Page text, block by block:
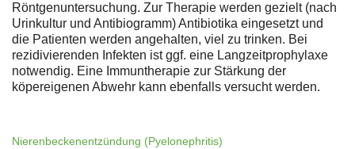
Röntgenuntersuchung. Zur Therapie werden gezielt (nach
Urinkultur und Antibiogramm) Antibiotika eingesetzt und
die Patienten werden angehalten, viel zu trinken. Bei
rezidivierenden Infekten ist ggf. eine Langzeitprophylaxe
notwendig. Eine Immuntherapie zur Stärkung der
köpereigenen Abwehr kann ebenfalls versucht werden.
Nierenbeckenentzündung (Pyelonephritis)